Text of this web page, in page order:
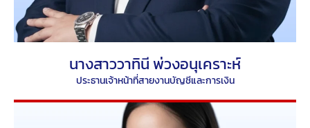
นางสาววาทินี พ่วงอนุเคราะห์
ประธานเจ้าหน้าที่สายงานบัญชีและการเงิน